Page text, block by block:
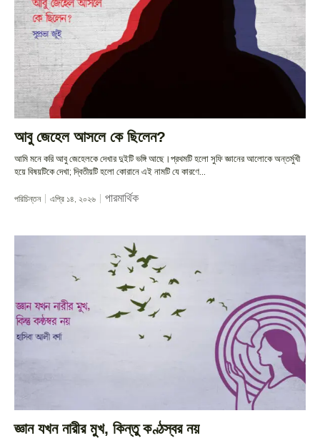
আবু জেহেল আসলে কে ছিলেন?
আমি মনে করি আবু জেহেলকে দেখার দুইটি ভঙ্গি আছে।প্রথমটি হলো সুফি জ্ঞানের আলোকে অন্তর্মুখী
হয়ে বিষয়টিকে দেখা; দ্বিতীয়টি হলো কোরানে এই নামটি যে কারণে...
পরিচিন্তন এপ্রি ১৪, ২০২৬ পারমার্থিক
জ্ঞান যখন নারীর মুখ, কিন্তু কণ্ঠস্বর নয়